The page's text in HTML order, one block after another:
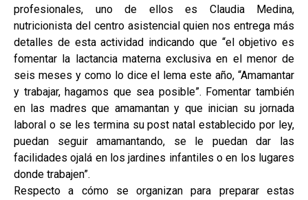
profesionales, uno de ellos es Claudia Medina,
nutricionista del centro asistencial quien nos entrega más
detalles de esta actividad indicando que “el objetivo es
fomentar la lactancia materna exclusiva en el menor de
seis meses y como lo dice el lema este año, “Amamantar
y trabajar, hagamos que sea posible”. Fomentar también
en las madres que amamantan y que inician su jornada
laboral o se les termina su post natal establecido por ley,
puedan seguir amamantando, se le puedan dar las
facilidades ojalá en los jardines infantiles o en los lugares
donde trabajen”.
Respecto a cómo se organizan para preparar estas